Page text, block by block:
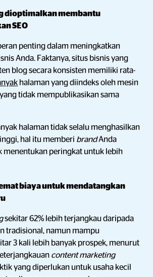
dioptimalkan membantu
SEO
penting dalam meningkatkan
Anda. Faktanya, situs bisnis yang
blog secara konsisten memiliki rata-
halaman yang diindeks oleh mesin
tidak mempublikasikan sama
halaman tidak selalu menghasilkan
hal itu memberi brandAnda
menentukan peringkat untuk lebih
biaya untuk mendatangkan
sekitar 62% lebih terjangkau daripada
tradisional, namun mampu
3 kali lebih banyak prospek, menurut
content marketing
yang diperlukan untuk usaha kecil